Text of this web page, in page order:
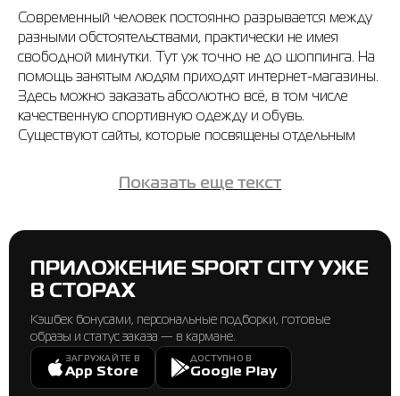
Современный человек постоянно разрывается между
разными обстоятельствами, практически не имея
свободной минутки. Тут уж точно не до шоппинга. На
помощь занятым людям приходят интернет-магазины.
Здесь можно заказать абсолютно всё, в том числе
качественную спортивную одежду и обувь.
Существуют сайты, которые посвящены отдельным
магазин Nike или интернет-магазин Puma. Однако
выгоднее всего покупать спортивные товары на
брендов. Онлайн-магазинSPORT CITYименно такой.
SPORT CITY — это большая сеть спортивных
магазинов, которая представлена в 31 городе Украины.
С момента основания в 2001 году, компания
продолжает активно развиваться на рынке спортивных
товаров. В нашей сети представлены такие мировые
бренды спортивной одежды, как:
Показать еще текст
ПРИЛОЖЕНИЕ SPORT CITY УЖЕ
В СТОРАХ
Кэшбек бонусами, персональные подборки, готовые
образы и статус заказа — в кармане.
ЗАГРУЖАЙТЕ В
App Store
ДОСТУПНО В
Google Play